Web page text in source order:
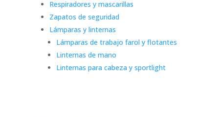
Respiradores y mascarillas
Zapatos de seguridad
Lámparas y linternas
Lámparas de trabajo farol y flotantes
Linternas de mano
Linternas para cabeza y sportlight